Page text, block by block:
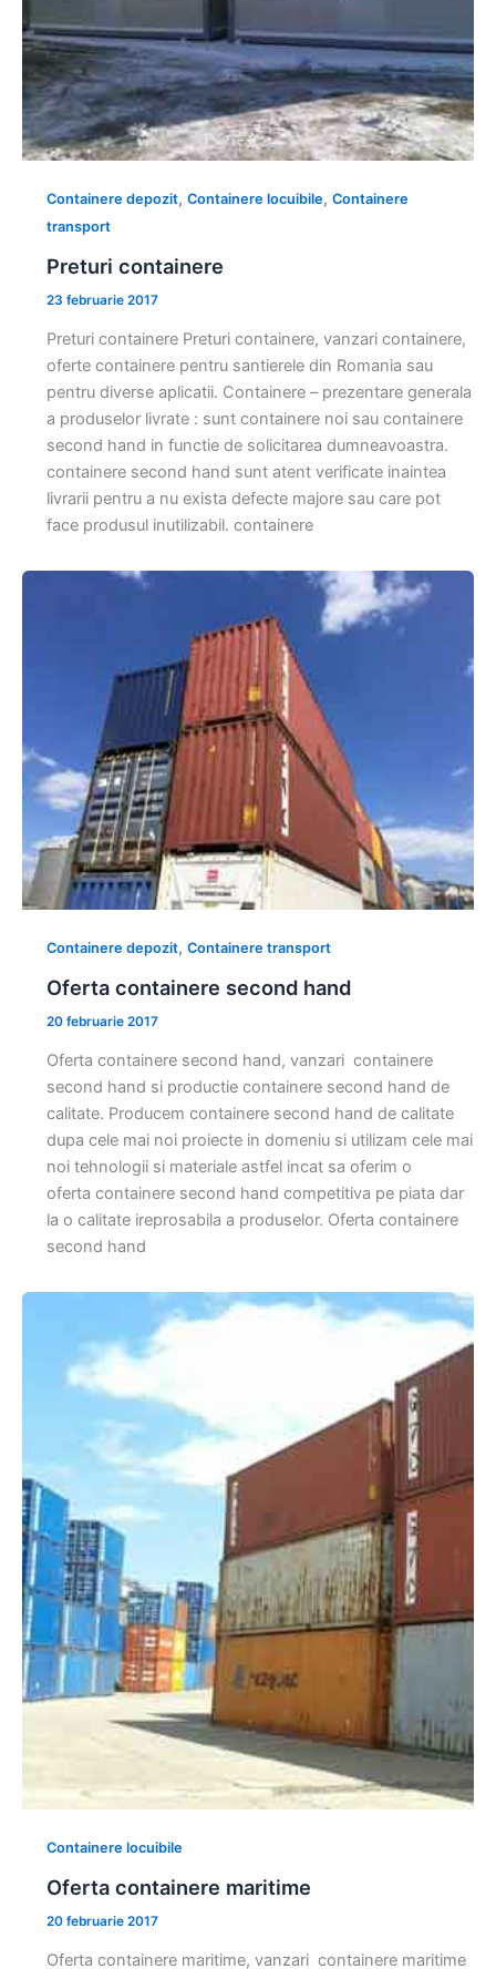
Containere depozit, Containere locuibile, Containere
transport
Preturi containere
23 februarie 2017
Preturi containere Preturi containere, vanzari containere,
oferte containere pentru santierele din Romania sau
pentru diverse aplicatii. Containere – prezentare generala
a produselor livrate : sunt containere noi sau containere
second hand in functie de solicitarea dumneavoastra.
containere second hand sunt atent verificate inaintea
livrarii pentru a nu exista defecte majore sau care pot
face produsul inutilizabil. containere
Containere depozit, Containere transport
Oferta containere second hand
20 februarie 2017
Oferta containere second hand, vanzari containere
second hand si productie containere second hand de
calitate. Producem containere second hand de calitate
dupa cele mai noi proiecte in domeniu si utilizam cele mai
noi tehnologii si materiale astfel incat sa oferim o
oferta containere second hand competitiva pe piata dar
la o calitate ireprosabila a produselor. Oferta containere
second hand
Containere locuibile
Oferta containere maritime
20 februarie 2017
Oferta containere maritime, vanzari containere maritime